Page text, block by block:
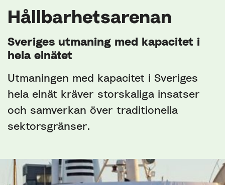
Hållbarhetsarenan
Sveriges utmaning med kapacitet i
hela elnätet
Utmaningen med kapacitet i Sveriges
hela elnät kräver storskaliga insatser
och samverkan över traditionella
sektorsgränser.